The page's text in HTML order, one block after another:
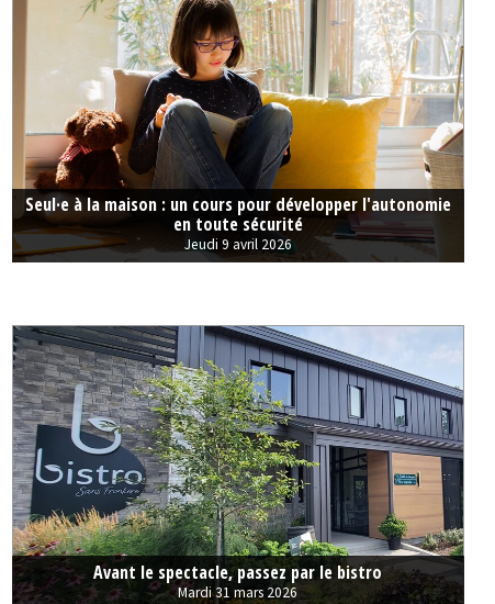
Seul·e à la maison : un cours pour développer l'autonomie
en toute sécurité
Jeudi 9 avril 2026
Avant le spectacle, passez par le bistro
Mardi 31 mars 2026